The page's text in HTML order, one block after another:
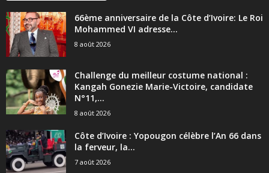
66ème anniversaire de la Côte d’Ivoire: Le Roi
Mohammed VI adresse...
8 août 2026
Challenge du meilleur costume national :
Kangah Gonezie Marie-Victoire, candidate
N°11,...
8 août 2026
Côte d’Ivoire : Yopougon célèbre l’An 66 dans
la ferveur, la...
7 août 2026